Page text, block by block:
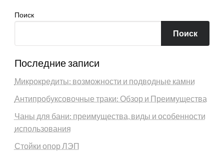
Поиск
Поиск
Последние записи
Микрокредиты: возможности и подводные камни
Антипробуксовочные траки: Обзор и Преимущества
Чаны для бани: преимущества, виды и особенности
использования
Стойки опор ЛЭП